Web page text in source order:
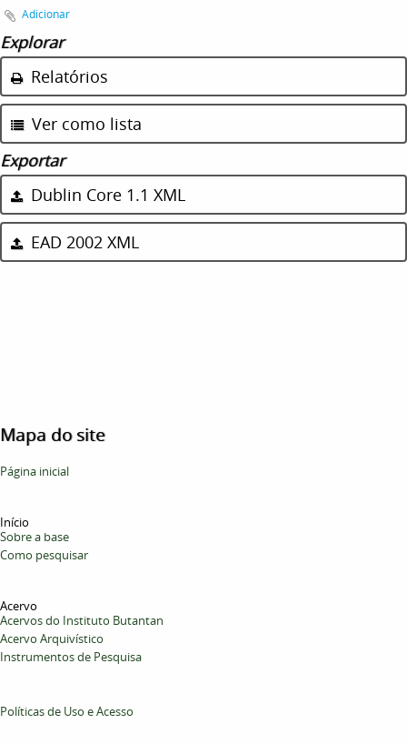
Adicionar
Explorar
Relatórios
Ver como lista
Exportar
Dublin Core 1.1 XML
EAD 2002 XML
Mapa do site
Página inicial
Início
Sobre a base
Como pesquisar
Acervo
Acervos do Instituto Butantan
Acervo Arquivístico
Instrumentos de Pesquisa
Políticas de Uso e Acesso